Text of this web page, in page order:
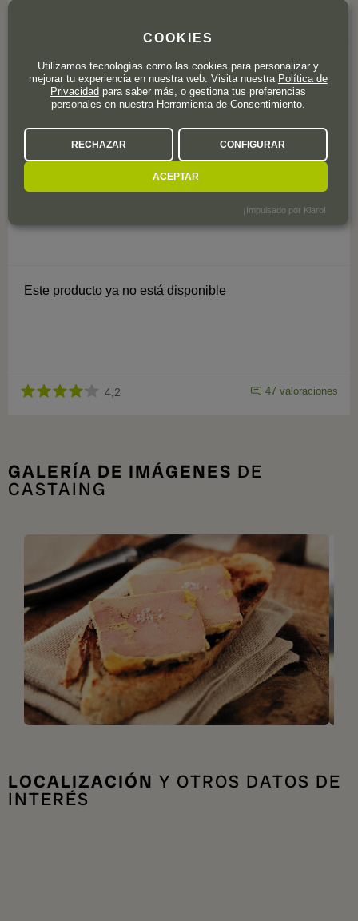
4,1 44 valoraciones
Castaing
Le Bloc de Foie Gras de Pato
'Castaing' 130 g
Este producto ya no está disponible
4,2 47 valoraciones
GALERÍA DE IMÁGENES DE
CASTAING
LOCALIZACIÓN Y OTROS DATOS DE
INTERÉS
COOKIES
Utilizamos tecnologías como las cookies para personalizar y
mejorar tu experiencia en nuestra web. Visita nuestra Política de
Privacidadpara saber más, o gestiona tus preferencias
personales en nuestra Herramienta de Consentimiento.
RECHAZAR CONFIGURAR
ACEPTAR
¡Impulsado por Klaro!